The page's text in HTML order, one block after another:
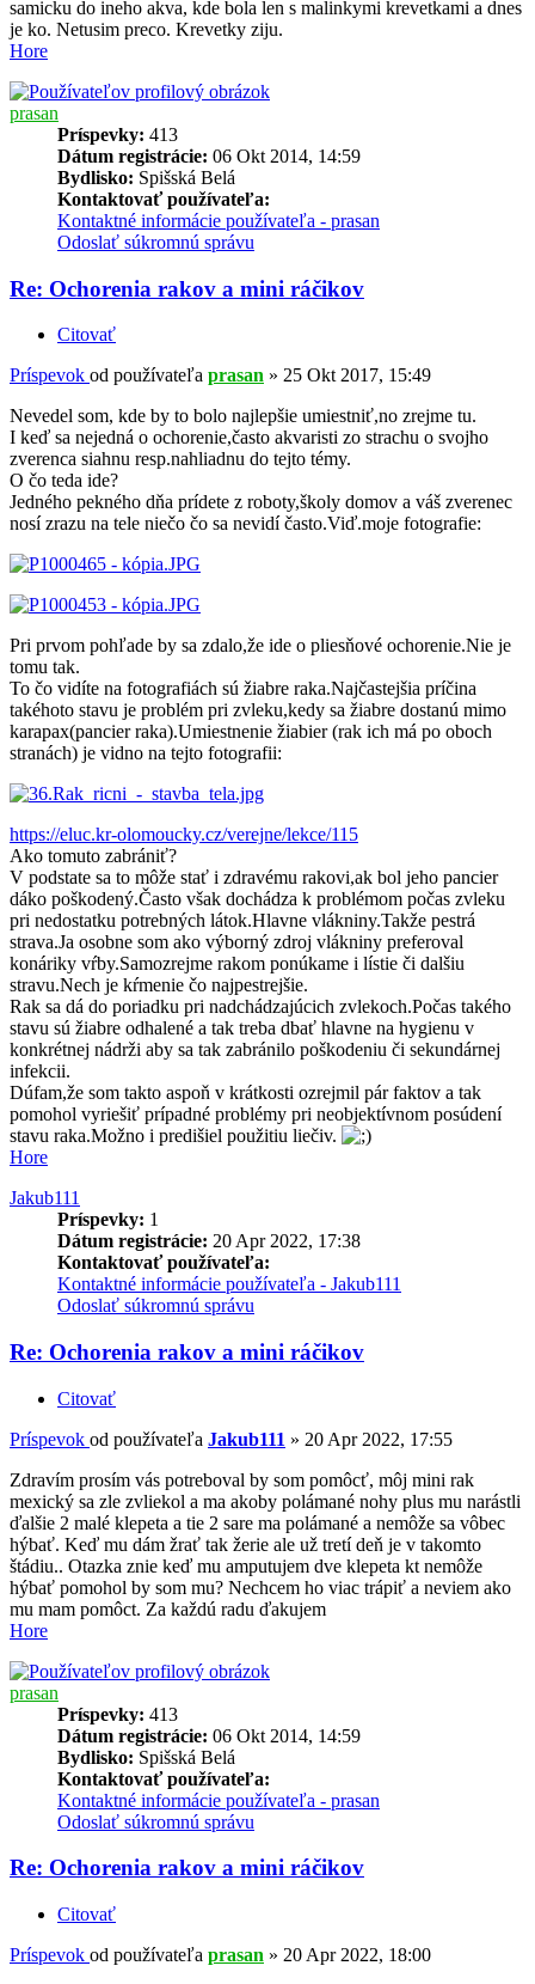
samicku do ineho akva, kde bola len s malinkymi krevetkami a dnes
je ko. Netusim preco. Krevetky ziju.
Hore
prasan
Príspevky: 413
Dátum registrácie: 06 Okt 2014, 14:59
Bydlisko: Spišská Belá
Kontaktovať používateľa:
Kontaktné informácie používateľa - prasan
Odoslať súkromnú správu
Re: Ochorenia rakov a mini ráčikov
Citovať
Príspevok od používateľa prasan » 25 Okt 2017, 15:49
Nevedel som, kde by to bolo najlepšie umiestniť,no zrejme tu.
I keď sa nejedná o ochorenie,často akvaristi zo strachu o svojho
zverenca siahnu resp.nahliadnu do tejto témy.
O čo teda ide?
Jedného pekného dňa prídete z roboty,školy domov a váš zverenec
nosí zrazu na tele niečo čo sa nevidí často.Viď.moje fotografie:
Pri prvom pohľade by sa zdalo,že ide o pliesňové ochorenie.Nie je
tomu tak.
To čo vidíte na fotografiách sú žiabre raka.Najčastejšia príčina
takéhoto stavu je problém pri zvleku,kedy sa žiabre dostanú mimo
karapax(pancier raka).Umiestnenie žiabier (rak ich má po oboch
stranách) je vidno na tejto fotografii:
https://eluc.kr-olomoucky.cz/verejne/lekce/115
Ako tomuto zabrániť?
V podstate sa to môže stať i zdravému rakovi,ak bol jeho pancier
dáko poškodený.Často však dochádza k problémom počas zvleku
pri nedostatku potrebných látok.Hlavne vlákniny.Takže pestrá
strava.Ja osobne som ako výborný zdroj vlákniny preferoval
konáriky vŕby.Samozrejme rakom ponúkame i lístie či dalšiu
stravu.Nech je kŕmenie čo najpestrejšie.
Rak sa dá do poriadku pri nadchádzajúcich zvlekoch.Počas takého
stavu sú žiabre odhalené a tak treba dbať hlavne na hygienu v
konkrétnej nádrži aby sa tak zabránilo poškodeniu či sekundárnej
infekcii.
Dúfam,že som takto aspoň v krátkosti ozrejmil pár faktov a tak
pomohol vyriešiť prípadné problémy pri neobjektívnom posúdení
stavu raka.Možno i predišiel použitiu liečiv.
Hore
Jakub111
Príspevky: 1
Dátum registrácie: 20 Apr 2022, 17:38
Kontaktovať používateľa:
Kontaktné informácie používateľa - Jakub111
Odoslať súkromnú správu
Re: Ochorenia rakov a mini ráčikov
Citovať
Príspevok od používateľa Jakub111 » 20 Apr 2022, 17:55
Zdravím prosím vás potreboval by som pomôcť, môj mini rak
mexický sa zle zvliekol a ma akoby polámané nohy plus mu narástli
ďalšie 2 malé klepeta a tie 2 sare ma polámané a nemôže sa vôbec
hýbať. Keď mu dám žrať tak žerie ale už tretí deň je v takomto
štádiu.. Otazka znie keď mu amputujem dve klepeta kt nemôže
hýbať pomohol by som mu? Nechcem ho viac trápiť a neviem ako
mu mam pomôct. Za každú radu ďakujem
Hore
prasan
Príspevky: 413
Dátum registrácie: 06 Okt 2014, 14:59
Bydlisko: Spišská Belá
Kontaktovať používateľa:
Kontaktné informácie používateľa - prasan
Odoslať súkromnú správu
Re: Ochorenia rakov a mini ráčikov
Citovať
Príspevok od používateľa prasan » 20 Apr 2022, 18:00